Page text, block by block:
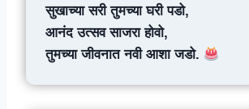
सुखाच्या सरी तुमच्या घरी पडो,
आनंद उत्सव साजरा होवो,
तुमच्या जीवनात नवी आशा जडो.